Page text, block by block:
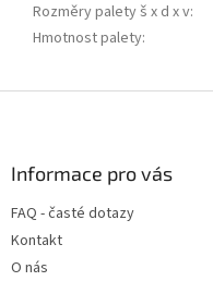
Rozměry palety š x d x v:
Hmotnost palety:
Informace pro vás
FAQ - časté dotazy
Kontakt
O nás